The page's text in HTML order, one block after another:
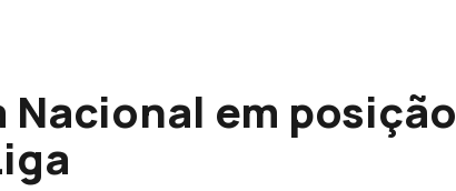
Nacional em posição